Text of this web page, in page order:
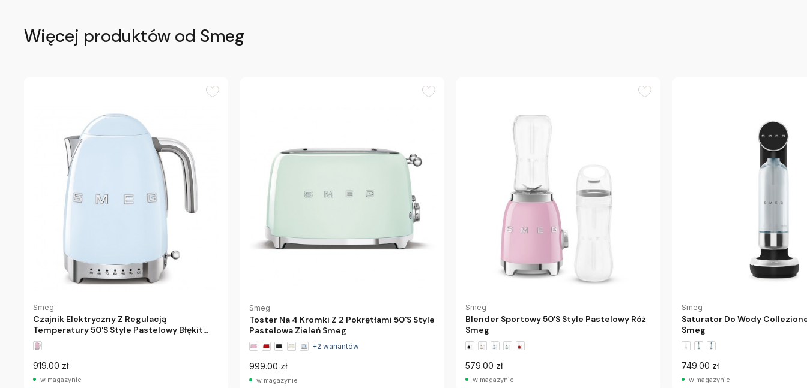
Więcej produktów od Smeg
Smeg
Czajnik Elektryczny Z Regulacją
Temperatury 50'S Style Pastelowy Błękit
Smeg
919.00 zł
w magazynie
Smeg
Toster Na 4 Kromki Z 2 Pokrętłami 50'S Style
Pastelowa Zieleń Smeg
+2 wariantów
999.00 zł
w magazynie
Smeg
Blender Sportowy 50'S Style Pastelowy Róż
Smeg
579.00 zł
w magazynie
Smeg
Saturator Do Wody
Smeg
749.00 zł
w magazynie